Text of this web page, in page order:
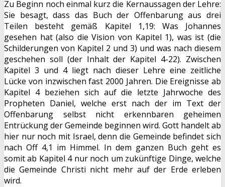
Zu Beginn noch einmal kurz die Kernaussagen der Lehre:
Sie besagt, dass das Buch der Offenbarung aus drei
Teilen besteht gemäß Kapitel 1,19: Was Johannes
gesehen hat (also die Vision von Kapitel 1), was ist (die
Schilderungen von Kapitel 2 und 3) und was nach diesem
geschehen soll (der Inhalt der Kapitel 4-22). Zwischen
Kapitel 3 und 4 liegt nach dieser Lehre eine zeitliche
Lücke von inzwischen fast 2000 Jahren. Die Ereignisse ab
Kapitel 4 beziehen sich auf die letzte Jahrwoche des
Propheten Daniel, welche erst nach der im Text der
Offenbarung selbst nicht erkennbaren geheimen
Entrückung der Gemeinde beginnen wird. Gott handelt ab
hier nur noch mit Israel, denn die Gemeinde befindet sich
nach Off 4,1 im Himmel. In dem ganzen Buch geht es
somit ab Kapitel 4 nur noch um zukünftige Dinge, welche
die Gemeinde Christi nicht mehr auf der Erde erleben
wird.